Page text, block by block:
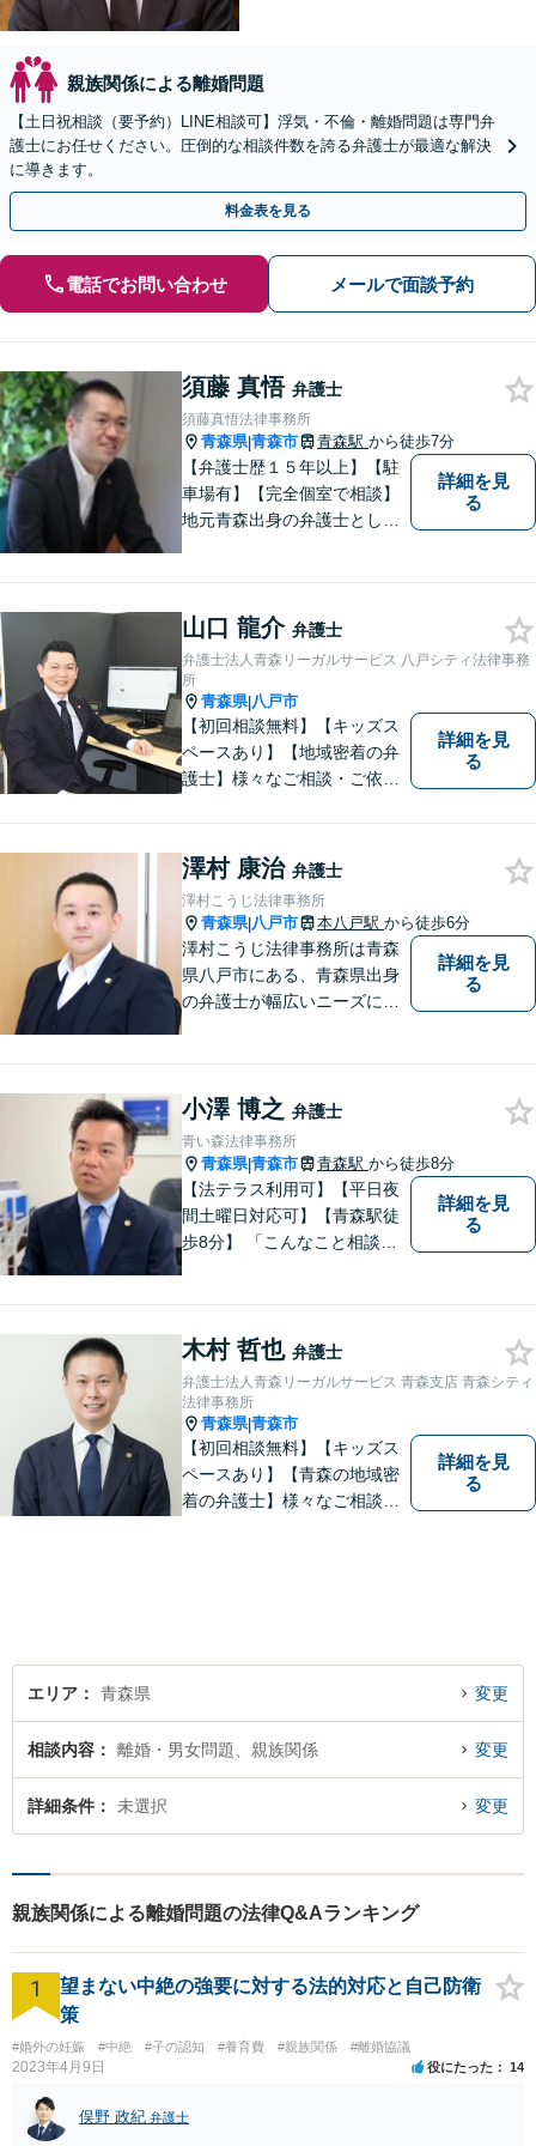
親族関係による離婚問題
【土日祝相談（要予約）LINE相談可】浮気・不倫・離婚問題は専門弁
護士にお任せください。圧倒的な相談件数を誇る弁護士が最適な解決
に導きます。
料金表を見る
電話でお問い合わせ メールで面談予約
須藤 真悟 弁護士
須藤真悟法律事務所
青森県|青森市 青森駅 から徒歩7分
【弁護士歴１５年以上】【駐
車場有】【完全個室で相談】
地元青森出身の弁護士とし
に、そして真剣に取り組みま
す。皆様が安心して相談でき
るような雰囲気づくりを行な
っています。
詳細を見
る
山口 龍介 弁護士
弁護士法人青森リーガルサービス 八戸シティ法律事務
所
青森県|八戸市
【初回相談無料】【キッズス
ペースあり】【地域密着の弁
護士】様々なご相談・ご依頼
相談ください。
詳細を見
る
澤村 康治 弁護士
澤村こうじ法律事務所
青森県|八戸市 本八戸駅 から徒歩6分
澤村こうじ法律事務所は青森
県八戸市にある、青森県出身
の弁護士が幅広いニーズにお
詳細を見
る
小澤 博之 弁護士
青い森法律事務所
青森県|青森市 青森駅 から徒歩8分
【法テラス利用可】【平日夜
間土曜日対応可】【青森駅徒
歩8分】 「こんなこと相談し
い。 皆様が抱えている問題に
真摯に向き合い、ともに解決
いたします。
詳細を見
る
木村 哲也 弁護士
弁護士法人青森リーガルサービス 青森支店 青森シティ
法律事務所
青森県|青森市
【初回相談無料】【キッズス
ペースあり】【青森の地域密
着の弁護士】様々なご相談・
詳細を見
る
エリア 青森県 変更
相談内容 離婚・男女問題、親族関係 変更
詳細条件 未選択 変更
親族関係による離婚問題の法律Q&Aランキング
1
望まない中絶の強要に対する法的対応と自己防衛
策
#婚外の妊娠 #中絶 #子の認知 #養育費 #親族関係 #離婚協議
2023年4月9日 役にたった 14
俣野 政紀 弁護士